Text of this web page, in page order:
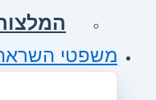
משפטי השראה